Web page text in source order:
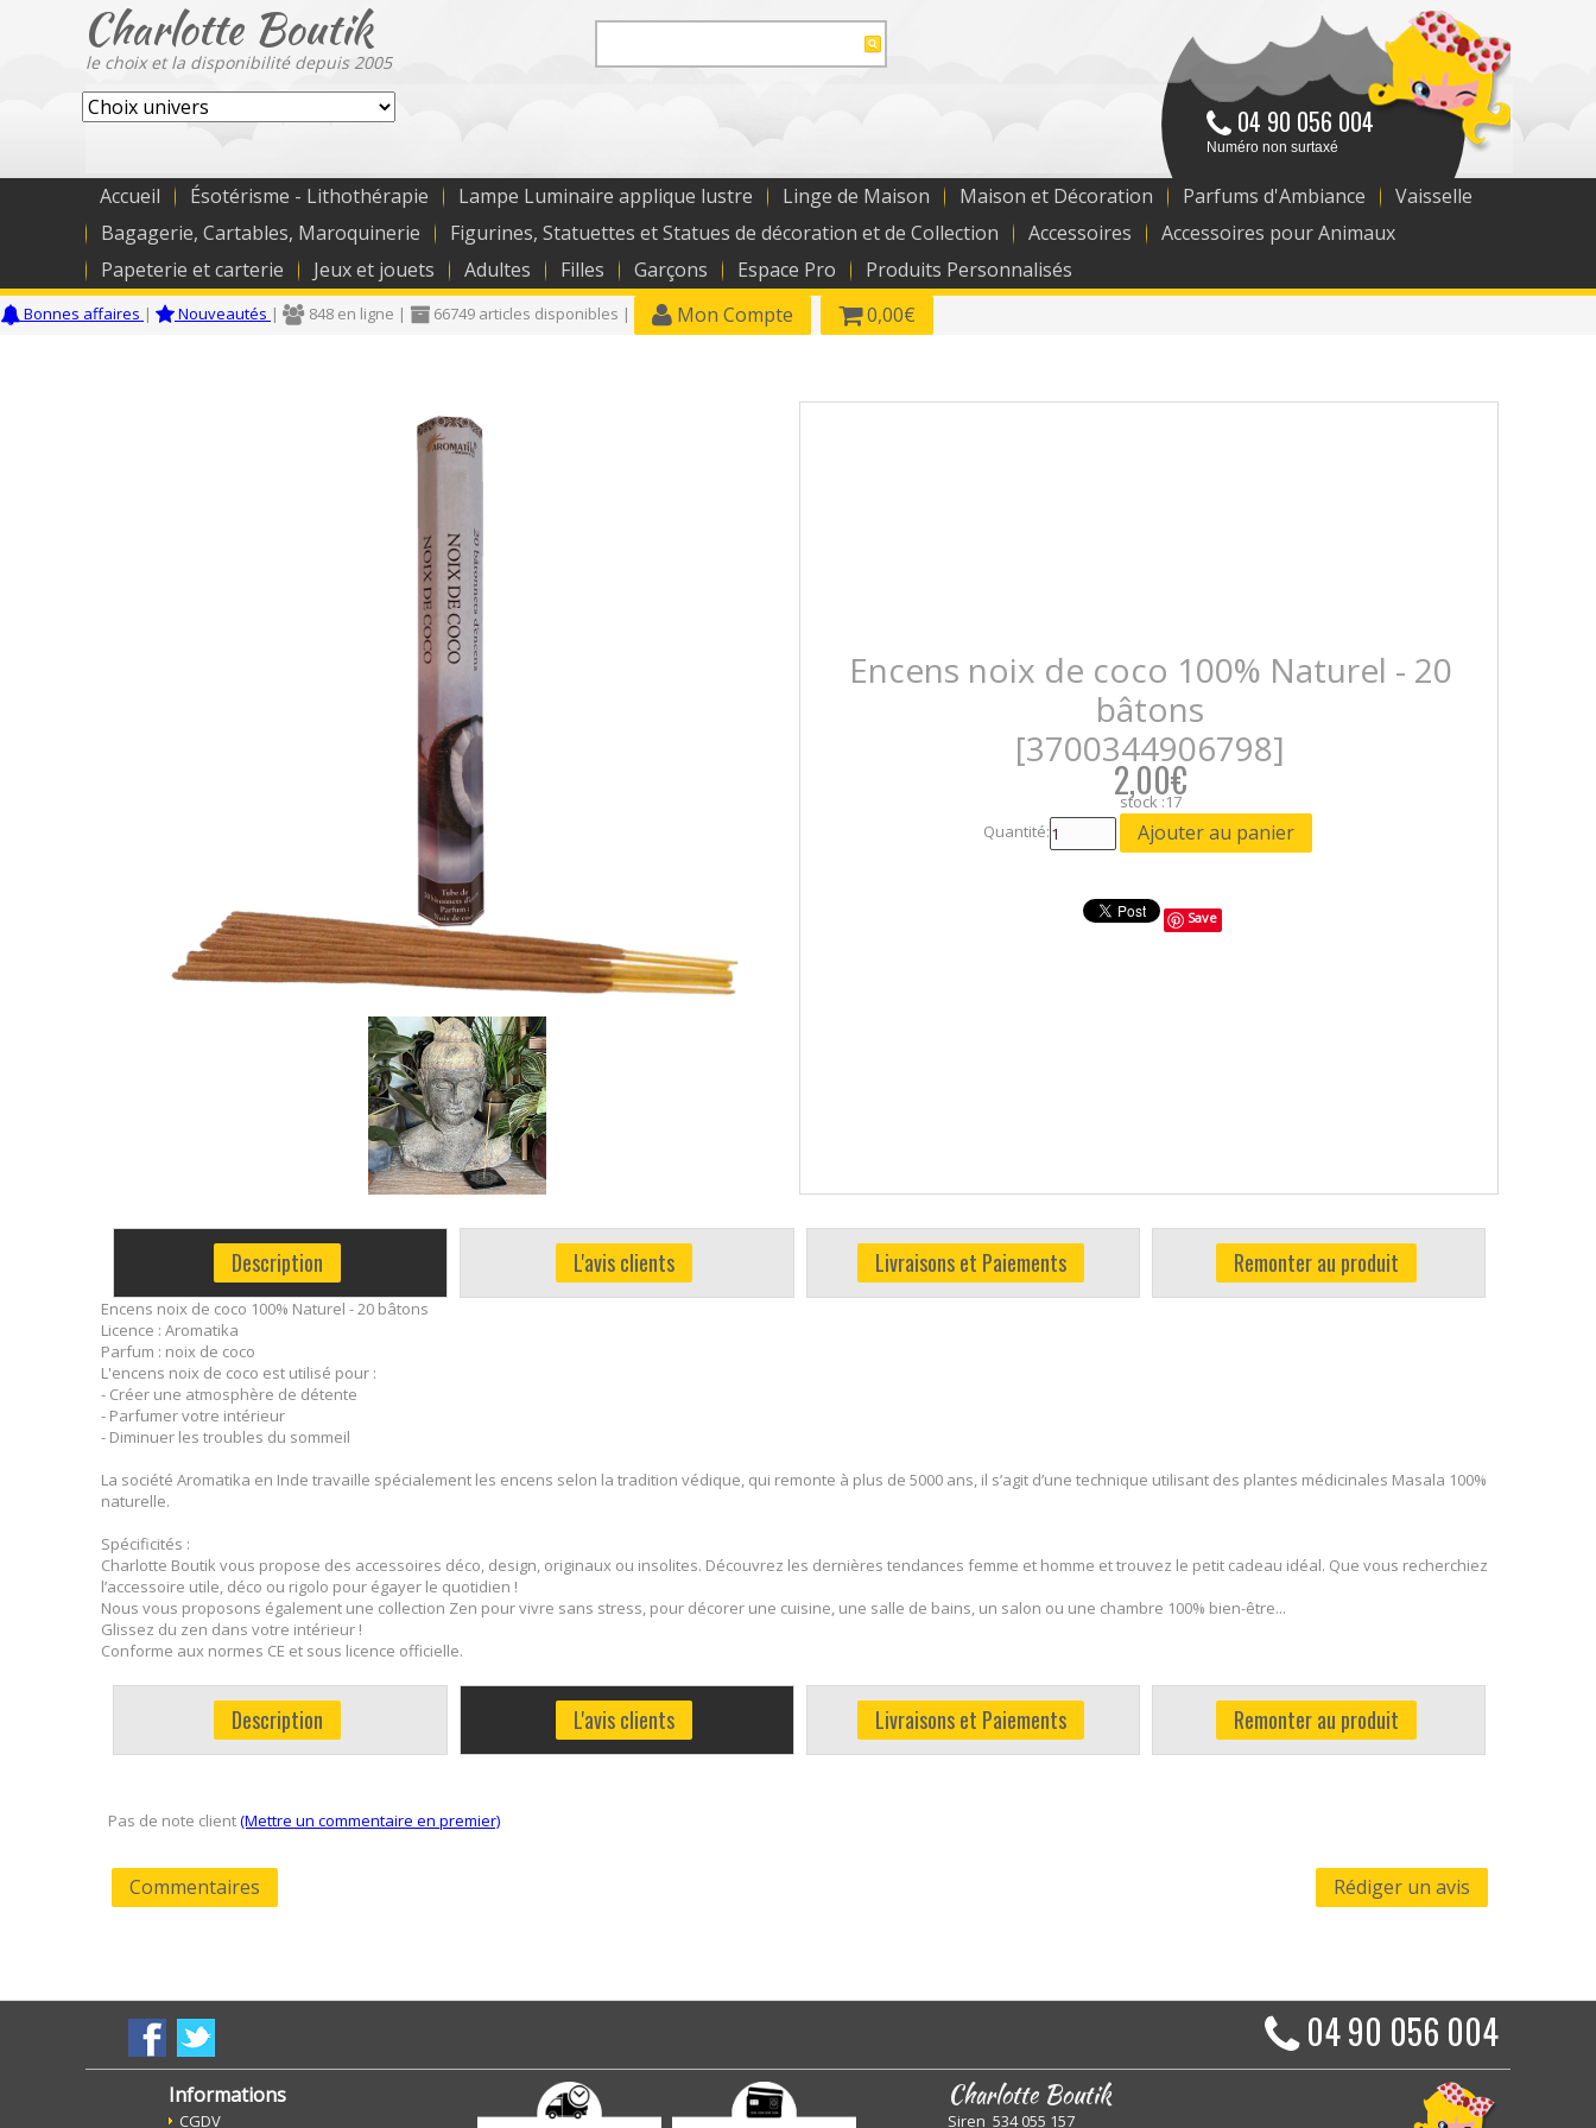
04 90 056 004
Numéro non surtaxé
Charlotte Boutik
le choix et la disponibilité depuis 2005
Accueil Ésotérisme - Lithothérapie Lampe Luminaire applique lustre Linge de Maison Maison et Décoration Parfums d'Ambiance
Vaisselle
Bagagerie, Cartables, Maroquinerie
Figurines, Statuettes et Statues de décoration et de Collection Accessoires
Accessoires pour Animaux
Papeterie et carterie
Jeux et jouets Adultes Filles Garçons Espace Pro Produits Personnalisés
Bonnes affaires | Nouveautés | 848 en ligne | 66749 articles disponibles | Mon Compte 0,00€
Encens noix de coco 100% Naturel - 20
bâtons
[3700344906798]
2,00€
stock :17
Quantité:
Save
Description L'avis clients Livraisons et Paiements Remonter au produit
Encens noix de coco 100% Naturel - 20 bâtons
Licence : Aromatika
Parfum : noix de coco
L'encens noix de coco est utilisé pour :
- Créer une atmosphère de détente
- Parfumer votre intérieur
- Diminuer les troubles du sommeil
La société Aromatika en Inde travaille spécialement les encens selon la tradition védique, qui remonte à plus de 5000 ans, il s’agit d’une technique utilisant des plantes médicinales Masala 100%
naturelle.
Spécificités :
Charlotte Boutik vous propose des accessoires déco, design, originaux ou insolites. Découvrez les dernières tendances femme et homme et trouvez le petit cadeau idéal. Que vous recherchiez
l’accessoire utile, déco ou rigolo pour égayer le quotidien !
Nous vous proposons également une collection Zen pour vivre sans stress, pour décorer une cuisine, une salle de bains, un salon ou une chambre 100% bien-être...
Glissez du zen dans votre intérieur !
Conforme aux normes CE et sous licence officielle.
Description L'avis clients Livraisons et Paiements Remonter au produit
Pas de note client(Mettre un commentaire en premier)
Commentaires Rédiger un avis
04 90 056 004
Informations
CGDV
Charlotte Boutik
Siren 534 055 157